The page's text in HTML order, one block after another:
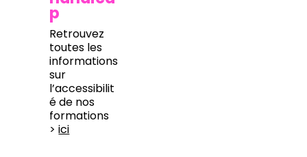
p
Retrouvez
toutes les
informations
sur
l’accessibilit
é de nos
formations
>ici